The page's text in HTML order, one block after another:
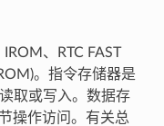
、RTC FAST
。指令存储器是
取或写入。数据存
操作访问。有关总